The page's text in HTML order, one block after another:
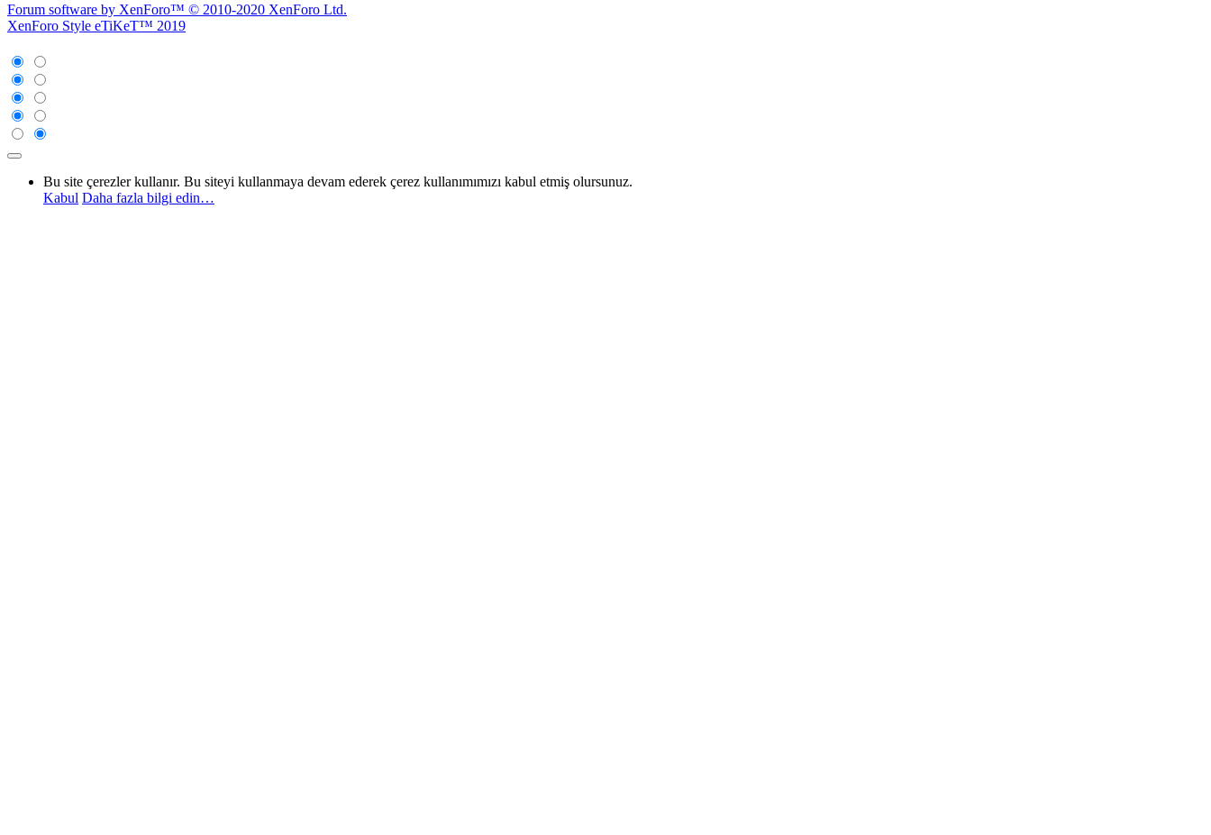
Forum software by XenForo™ © 2010-2020 XenForo Ltd.
XenForo Style eTiKeT™ 2019
Bu site çerezler kullanır. Bu siteyi kullanmaya devam ederek çerez kullanımımızı kabul etmiş olursunuz.
Kabul Daha fazla bilgi edin…